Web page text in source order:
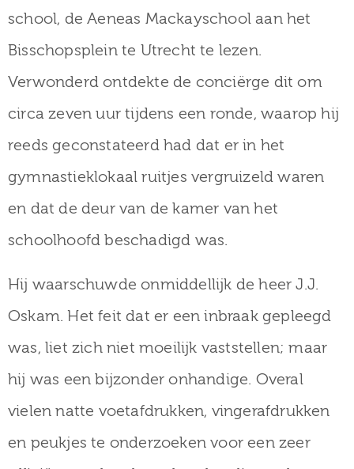
school, de Aeneas Mackayschool aan het
Bisschopsplein te Utrecht te lezen.
Verwonderd ontdekte de conciërge dit om
circa zeven uur tijdens een ronde, waarop hij
reeds geconstateerd had dat er in het
gymnastieklokaal ruitjes vergruizeld waren
en dat de deur van de kamer van het
schoolhoofd beschadigd was.
Hij waarschuwde onmiddellijk de heer J.J.
Oskam. Het feit dat er een inbraak gepleegd
was, liet zich niet moeilijk vaststellen; maar
hij was een bijzonder onhandige. Overal
vielen natte voetafdrukken, vingerafdrukken
en peukjes te onderzoeken voor een zeer